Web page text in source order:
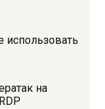
использовать
на